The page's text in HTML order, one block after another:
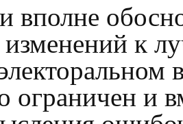
вполне
к
ограничен и